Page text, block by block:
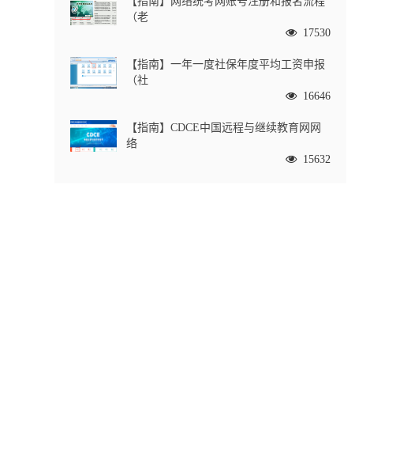
（老
17530
【指南】一年一度社保年度平均工资申报
（社
16646
【指南】CDCE中国远程与继续教育网网
络
15632